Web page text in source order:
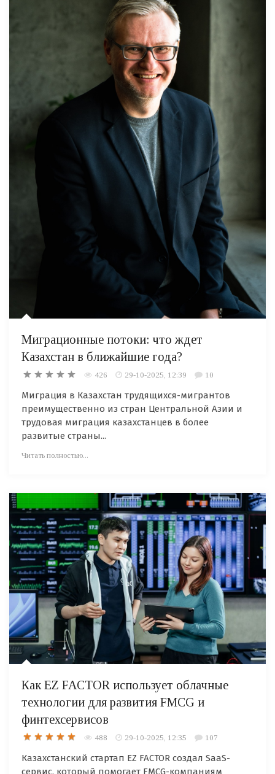
Миграционные потоки: что ждет
Казахстан в ближайшие года?
426 29-10-2025, 12:39 10
Миграция в Казахстан трудящихся-мигрантов
преимущественно из стран Центральной Азии и
трудовая миграция казахстанцев в более
развитые страны...
Читать полностью...
Как EZ FACTOR использует облачные
технологии для развития FMCG и
финтехсервисов
488 29-10-2025, 12:35 107
Казахстанский стартап EZ FACTOR создал SaaS-
сервис, который помогает FMCG-компаниям